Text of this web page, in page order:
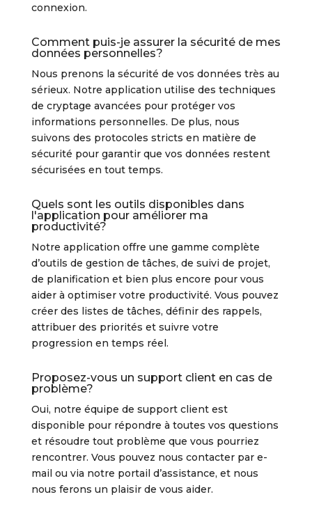
connexion.
Comment puis-je assurer la sécurité de mes
données personnelles?
Nous prenons la sécurité de vos données très au
sérieux. Notre application utilise des techniques
de cryptage avancées pour protéger vos
informations personnelles. De plus, nous
suivons des protocoles stricts en matière de
sécurité pour garantir que vos données restent
sécurisées en tout temps.
Quels sont les outils disponibles dans
l'application pour améliorer ma
productivité?
Notre application offre une gamme complète
d’outils de gestion de tâches, de suivi de projet,
de planification et bien plus encore pour vous
aider à optimiser votre productivité. Vous pouvez
créer des listes de tâches, définir des rappels,
attribuer des priorités et suivre votre
progression en temps réel.
Proposez-vous un support client en cas de
problème?
Oui, notre équipe de support client est
disponible pour répondre à toutes vos questions
et résoudre tout problème que vous pourriez
rencontrer. Vous pouvez nous contacter par e-
mail ou via notre portail d’assistance, et nous
nous ferons un plaisir de vous aider.